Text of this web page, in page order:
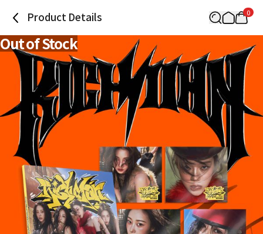
Product Details 0
Out of Stock